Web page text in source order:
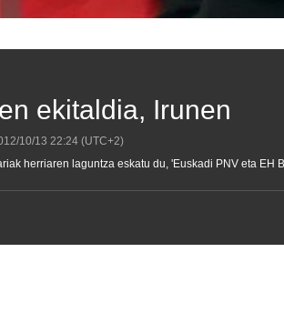
ekitaldia, Irunen
10/13 22:24 (UTC+2)
herriaren laguntza eskatu du, 'Euskadi PNV eta EH